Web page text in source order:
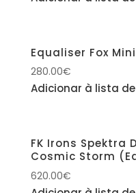
Equaliser Fox
280.00€
Adicionar à lista
FK Irons Spektra
Cosmic Storm
620.00€